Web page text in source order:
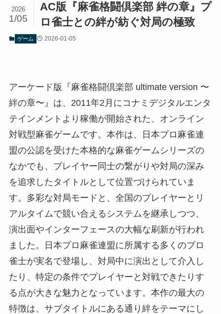
AC版『麻雀格闘倶楽部 絆の章』プ
ロ雀士との絆が紡ぐ対局の極致
2026
1/05
ゲーム 2026-01-05
アーケード版『麻雀格闘倶楽部 ultimate version 〜
絆の章〜』は、2011年2月にコナミデジタルエンタ
テインメントより稼働が開始された、オンライン
対戦型麻雀ゲームです。本作は、日本プロ麻雀連
盟の公認を受けた本格的な麻雀ゲームシリーズの
なかでも、プレイヤー同士の繋がりや対局の深み
を追求したタイトルとして位置づけられていま
す。多彩な対局モードと、全国のプレイヤーとリ
アルタイムで競い合えるシステムを継承しつつ、
演出面やインターフェースの大幅な刷新が行われ
ました。日本プロ麻雀連盟に所属する多くのプロ
雀士が実名で登場し、対局中に演出として介入し
たり、特定の条件でプレイヤーと対戦できたりす
る点が大きな魅力となっています。本作の最大の
特徴は、サブタイトルにある通り絆をテーマにし